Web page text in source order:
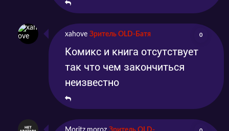
xahove Зритель OLD-Батя 0
Комикс и книга отсутствует
так что чем закончиться
неизвестно